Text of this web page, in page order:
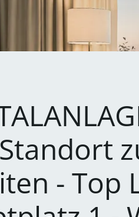
- Top